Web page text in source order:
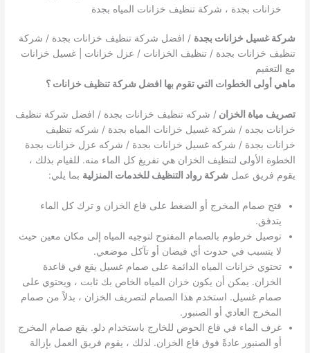
خزانات بجدة ، شركة تنظيف خزانات المياه بجدة
شركة غسيل خزانات بجدة / افضل شركة تنظيف خزانات بجدة / شركة
تنظيف خزانات بجدة / تنظيف الخزانات / عزل خزانات | غسيل خزانات
مع التعقيم
ماهي أولى الخطوات التي تقوم بها افضل شركة تنظيف خزانات ؟
تصريف مياة الخزان/ شركه تنظيف خزانات بجدة / افضل شركة تنظيف
خزانات بجده / شركة غسيل خزانات المياه بجدة / شركه تنظيف
خزانات بجدة / شركه غسيل خزانات بجدة / شركه عزل خزانات بجدة
الخطوة الأولى لتنظيف الخزان هي تفريغ كل الماء منه. للقيام بذلك ،
يقوم فريق عمل شركة رواد التنظيف للخدمات المنزلية بما يلي:
فتح صمام المخرج أو الضغط على قاع الخزان و ترك كل الماء
يتدفق.
توصيل خرطوم بالصمام المفتوح لتوجيه المياه إلى مكان معين حيث
لا يتسبب في حدوث أي فيضان أو تآكل موضعي.
تحتوي خزانات المياه الدائمة على صمام غسيل يقع في قاعدة
الخزان. يمكن أن يكون خزان المياه الخاص بك ثابت ، ويحتوي على
صمام غسيل. استخدم هذا الصمام لتصريف الخزان ، بدلاً من صمام
المخرج العادي أو الصنبور.
غرف الماء في قاع الحوض للخارج باستخدام دلو. يقع صمام المخرج
أو الصنبور عادةً فوق قاع الخزان. لذلك ، يقوم فريق العمل بإزالة